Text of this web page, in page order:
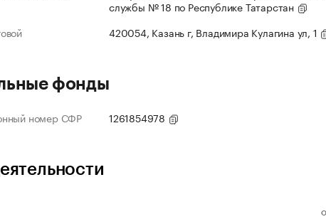
службы № 18 по Республике Татарстан
420054, Казань г, Владимира Кулагина ул, 1
фонды
номер СФР 1261854978